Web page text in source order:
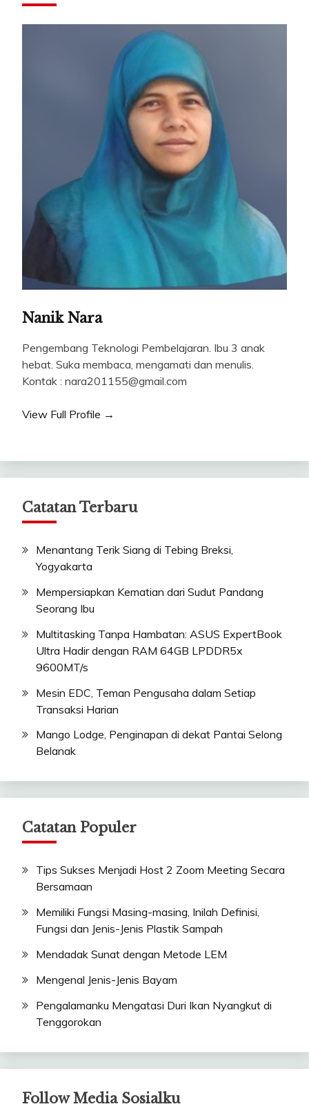
Nanik Nara
Pengembang Teknologi Pembelajaran. Ibu 3 anak
hebat. Suka membaca, mengamati dan menulis.
Kontak : nara201155@gmail.com
View Full Profile →
Catatan Terbaru
Menantang Terik Siang di Tebing Breksi,
Yogyakarta
Mempersiapkan Kematian dari Sudut Pandang
Seorang Ibu
Multitasking Tanpa Hambatan: ASUS ExpertBook
Ultra Hadir dengan RAM 64GB LPDDR5x
9600MT/s
Mesin EDC, Teman Pengusaha dalam Setiap
Transaksi Harian
Mango Lodge, Penginapan di dekat Pantai Selong
Belanak
Catatan Populer
Tips Sukses Menjadi Host 2 Zoom Meeting Secara
Bersamaan
Memiliki Fungsi Masing-masing, Inilah Definisi,
Fungsi dan Jenis-Jenis Plastik Sampah
Mendadak Sunat dengan Metode LEM
Mengenal Jenis-Jenis Bayam
Pengalamanku Mengatasi Duri Ikan Nyangkut di
Tenggorokan
Follow Media Sosialku